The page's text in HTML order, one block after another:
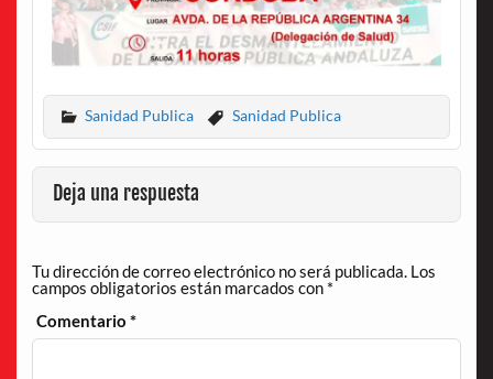
Sanidad Publica Sanidad Publica
Deja una respuesta
Tu dirección de correo electrónico no será publicada. Los
campos obligatorios están marcados con *
Comentario*